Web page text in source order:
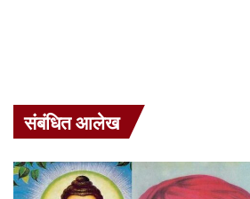
संबंधित आलेख